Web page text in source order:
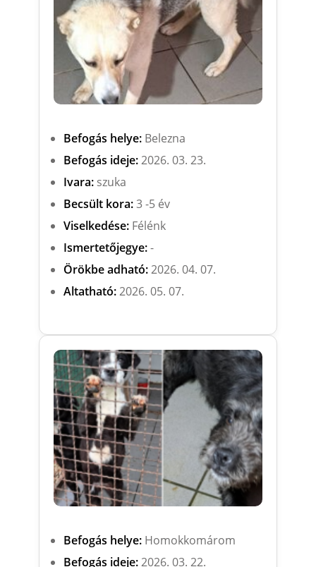
Befogás helye:Belezna
Befogás ideje:2026. 03. 23.
Ivara:szuka
Becsült kora:3 -5 év
Viselkedése:Félénk
Ismertetőjegye:-
Örökbe adható:2026. 04. 07.
Altatható:2026. 05. 07.
Befogás helye:Homokkomárom
Befogás ideje:2026. 03. 22.